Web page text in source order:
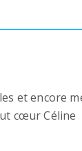
et encore
cœur Céline